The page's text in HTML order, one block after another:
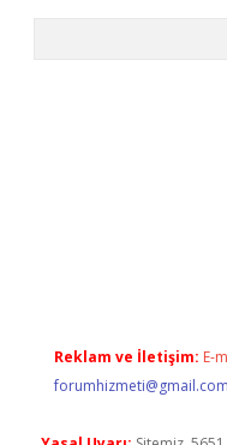
Reklam ve İletişim: E-
forumhizmeti@gmail.com